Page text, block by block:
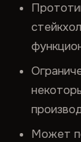
Может